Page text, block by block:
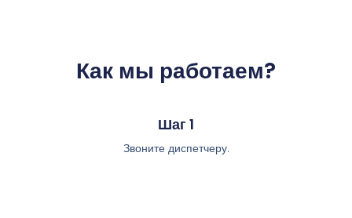
Как мы работаем?
Шаг 1
Звоните диспетчеру.